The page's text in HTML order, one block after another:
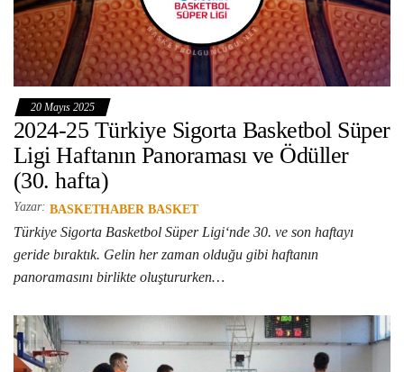
20 Mayıs 2025
2024-25 Türkiye Sigorta Basketbol Süper
Ligi Haftanın Panoraması ve Ödüller
(30. hafta)
Yazar: BASKETHABER BASKET
Türkiye Sigorta Basketbol Süper Ligi‘nde 30. ve son haftayı
geride bıraktık. Gelin her zaman olduğu gibi haftanın
panoramasını birlikte oluştururken…